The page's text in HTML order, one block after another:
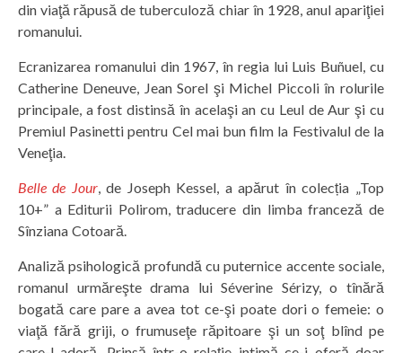
din viaţă răpusă de tuberculoză chiar în 1928, anul apariţiei
romanului.
Ecranizarea romanului din 1967, în regia lui Luis Buñuel, cu
Catherine Deneuve, Jean Sorel şi Michel Piccoli în rolurile
principale, a fost distinsă în acelaşi an cu Leul de Aur şi cu
Premiul Pasinetti pentru Cel mai bun film la Festivalul de la
Veneţia.
Belle de Jour, de Joseph Kessel, a apărut în colecția „Top
10+” a Editurii Polirom, traducere din limba franceză de
Sînziana Cotoară.
Analiză psihologică profundă cu puternice accente sociale,
romanul urmăreşte drama lui Séverine Sérizy, o tînără
bogată care pare a avea tot ce-şi poate dori o femeie: o
viaţă fără griji, o frumuseţe răpitoare şi un soţ blînd pe